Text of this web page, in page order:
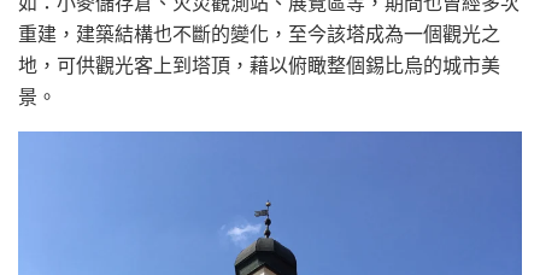
重建，建築結構也不斷的變化，至今該塔成為一個觀光之
地，可供觀光客上到塔頂，藉以俯瞰整個錫比烏的城市美
景。